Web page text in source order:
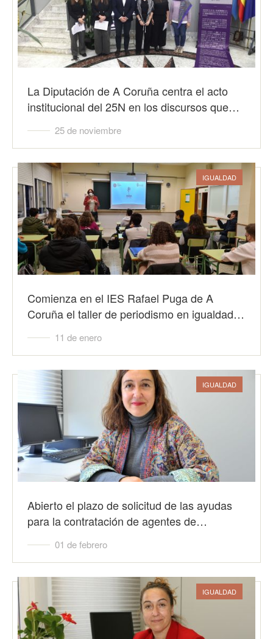
La Diputación de A Coruña centra el acto
institucional del 25N en los discursos que…
25 de noviembre
IGUALDAD
Comienza en el IES Rafael Puga de A
Coruña el taller de periodismo en igualdad…
11 de enero
IGUALDAD
Abierto el plazo de solicitud de las ayudas
para la contratación de agentes de…
01 de febrero
IGUALDAD